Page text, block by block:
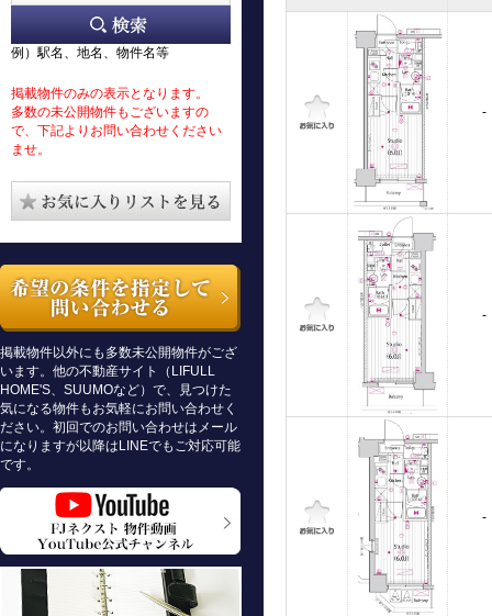
例）駅名、地名、物件名等
掲載物件のみの表示となります。
多数の未公開物件もございますの
で、下記よりお問い合わせください
ませ。
掲載物件以外にも多数未公開物件がござ
います。他の不動産サイト（LIFULL
HOME'S、SUUMOなど）で、見つけた
気になる物件もお気軽にお問い合わせく
ださい。初回でのお問い合わせはメール
になりますが以降はLINEでもご対応可能
です。
-
-
-